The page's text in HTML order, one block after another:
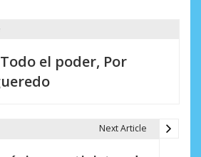
el poder, Por
Next Article